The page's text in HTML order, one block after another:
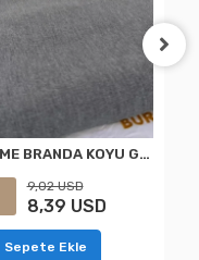
NİVEMESHOME BRANDA KOYU GRİ BALKON PERDESİ
9,02 USD
8,39 USD
Sepete Ekle